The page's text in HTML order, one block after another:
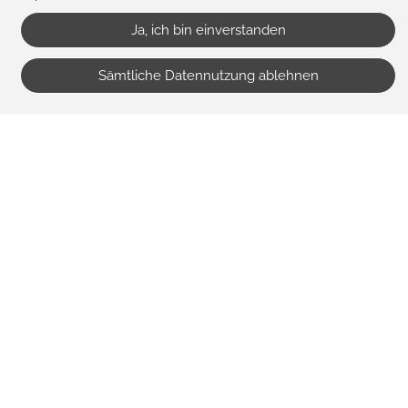
Anfrage für Reitschule
Ja, ich bin einverstanden
Sämtliche Datennutzung ablehnen